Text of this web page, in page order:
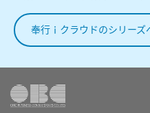
奉行ｉクラウドのシリーズ